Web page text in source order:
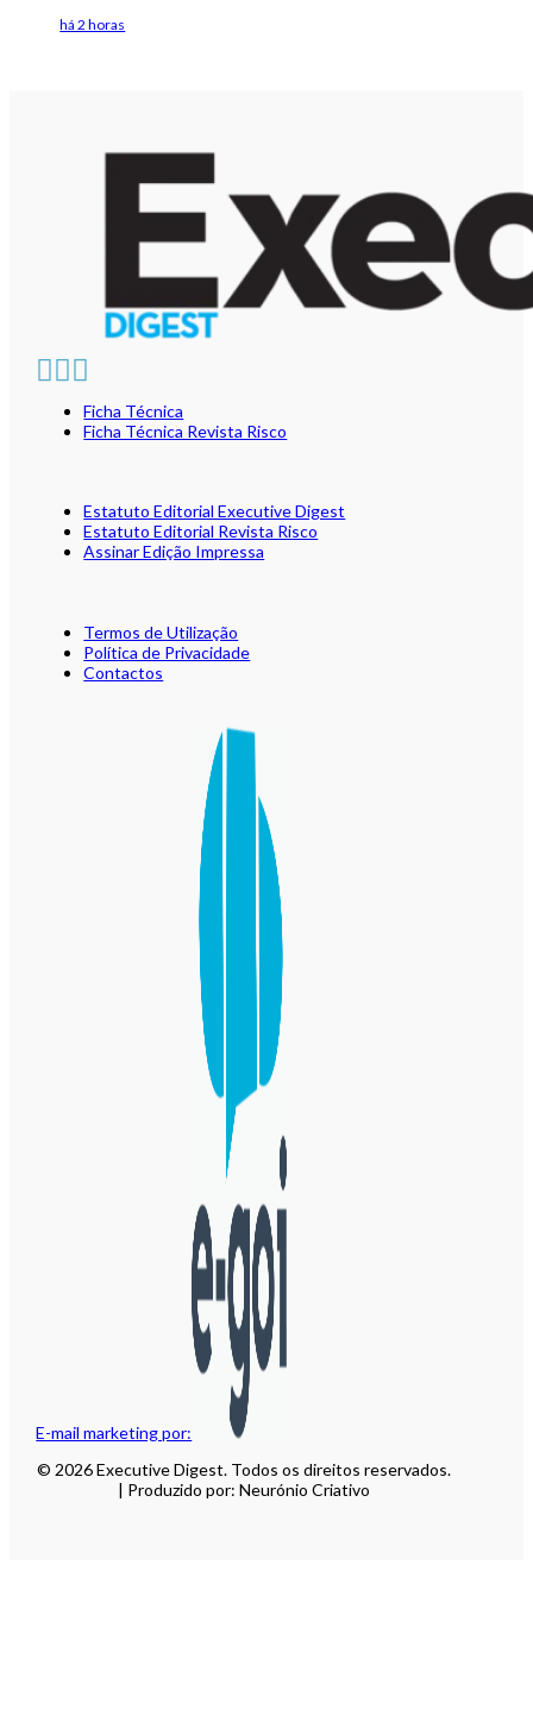
há 2 horas
E-mail marketing por:
Ficha Técnica
Ficha Técnica Revista Risco
Estatuto Editorial Executive Digest
Estatuto Editorial Revista Risco
Assinar Edição Impressa
Termos de Utilização
Política de Privacidade
Contactos
© 2026 Executive Digest. Todos os direitos reservados.
| Produzido por: Neurónio Criativo